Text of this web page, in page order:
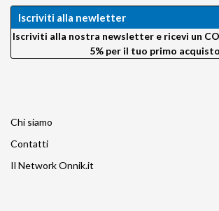
Iscriviti alla newletter
Iscriviti alla nostra newsletter e ricevi un
5% per il tuo primo
Chi siamo
Contatti
Il Network Onnik.it